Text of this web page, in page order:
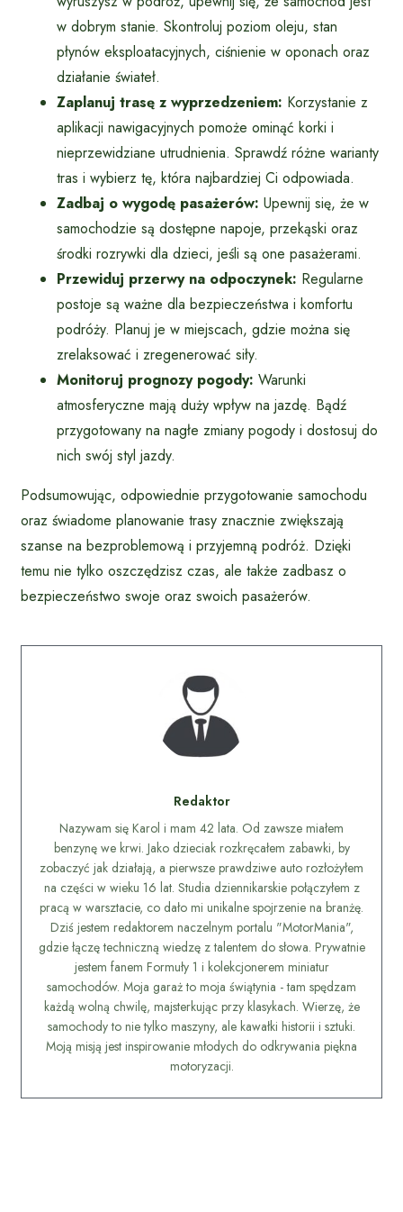
w dobrym stanie. Skontroluj poziom oleju, stan
płynów eksploatacyjnych, ciśnienie w oponach oraz
działanie świateł.
Zaplanuj trasę z wyprzedzeniem: Korzystanie z
aplikacji nawigacyjnych pomoże ominąć korki i
nieprzewidziane utrudnienia. Sprawdź różne warianty
tras i wybierz tę, która najbardziej Ci odpowiada.
Zadbaj o wygodę pasażerów: Upewnij się, że w
samochodzie są dostępne napoje, przekąski oraz
środki rozrywki dla dzieci, jeśli są one pasażerami.
Przewiduj przerwy na odpoczynek: Regularne
postoje są ważne dla bezpieczeństwa i komfortu
podróży. Planuj je w miejscach, gdzie można się
zrelaksować i zregenerować siły.
Monitoruj prognozy pogody: Warunki
atmosferyczne mają duży wpływ na jazdę. Bądź
przygotowany na nagłe zmiany pogody i dostosuj do
nich swój styl jazdy.
Podsumowując, odpowiednie przygotowanie samochodu
oraz świadome planowanie trasy znacznie zwiększają
szanse na bezproblemową i przyjemną podróż. Dzięki
temu nie tylko oszczędzisz czas, ale także zadbasz o
bezpieczeństwo swoje oraz swoich pasażerów.
Redaktor
Nazywam się Karol i mam 42 lata. Od zawsze miałem
benzynę we krwi. Jako dzieciak rozkręcałem zabawki, by
zobaczyć jak działają, a pierwsze prawdziwe auto rozłożyłem
na części w wieku 16 lat. Studia dziennikarskie połączyłem z
pracą w warsztacie, co dało mi unikalne spojrzenie na branżę.
Dziś jestem redaktorem naczelnym portalu "MotorMania",
gdzie łączę techniczną wiedzę z talentem do słowa. Prywatnie
jestem fanem Formuły 1 i kolekcjonerem miniatur
samochodów. Moja garaż to moja świątynia - tam spędzam
każdą wolną chwilę, majsterkując przy klasykach. Wierzę, że
samochody to nie tylko maszyny, ale kawałki historii i sztuki.
Moją misją jest inspirowanie młodych do odkrywania piękna
motoryzacji.